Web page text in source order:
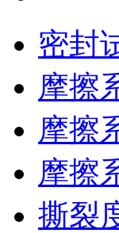
密封
摩擦
摩擦
摩擦
撕裂